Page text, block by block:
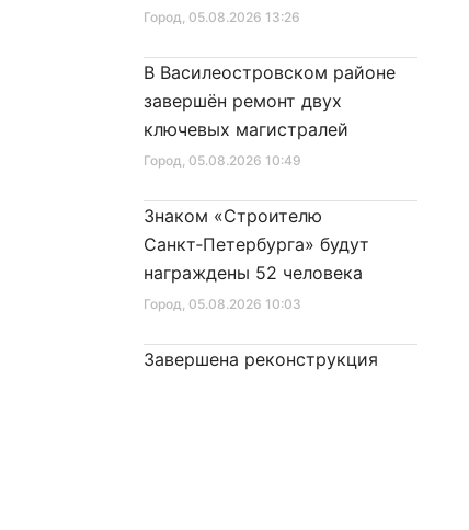
Город, 05.08.2026 13:26
Город, 05.08.2026 10:49
В Василеостровском районе
завершён ремонт двух
ключевых магистралей
Город, 05.08.2026 10:03
Знаком «Строителю
Санкт‑Петербурга» будут
награждены 52 человека
Завершена реконструкция